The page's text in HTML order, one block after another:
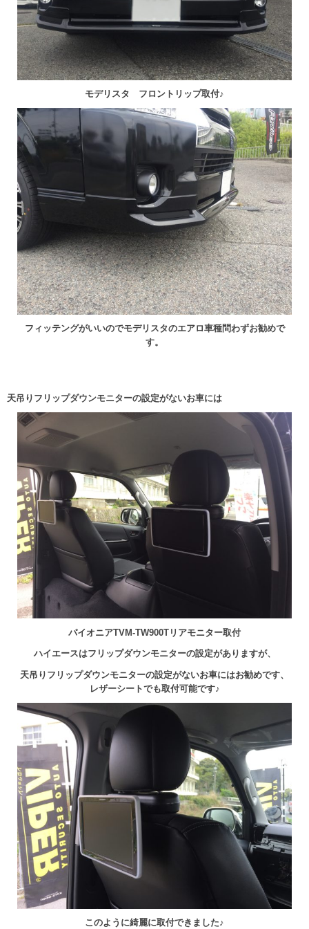
モデリスタ フロントリップ取付♪
フィッテングがいいのでモデリスタのエアロ車種問わずお勧めで
す。
天吊りフリップダウンモニターの設定がないお車には
パイオニアTVM-TW900Tリアモニター取付
ハイエースはフリップダウンモニターの設定がありますが、
天吊りフリップダウンモニターの設定がないお車にはお勧めです、
レザーシートでも取付可能です♪
このように綺麗に取付できました♪